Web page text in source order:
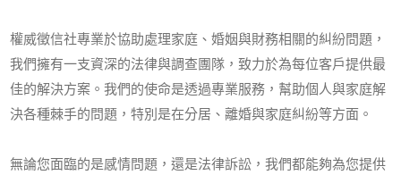
權威徵信社專業於協助處理家庭、婚姻與財務相關的糾紛問題，
我們擁有一支資深的法律與調查團隊，致力於為每位客戶提供最
佳的解決方案。我們的使命是透過專業服務，幫助個人與家庭解
決各種棘手的問題，特別是在分居、離婚與家庭糾紛等方面。
無論您面臨的是感情問題，還是法律訴訟，我們都能夠為您提供